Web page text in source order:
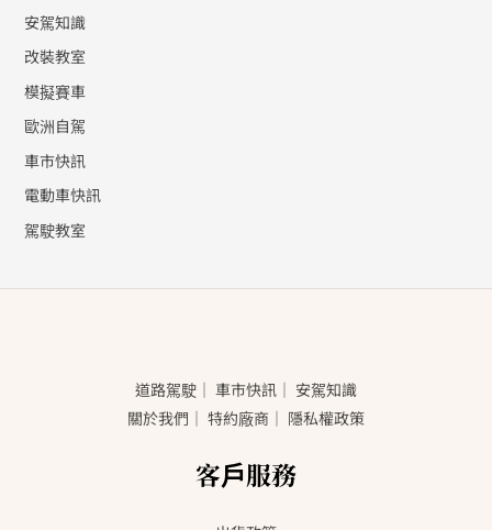
安駕知識
改裝教室
模擬賽車
歐洲自駕
車市快訊
電動車快訊
駕駛教室
道路駕駛 ｜ 車市快訊 ｜ 安駕知識
關於我們 ｜ 特約廠商 ｜ 隱私權政策
客戶服務